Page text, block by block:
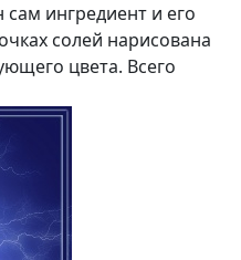
ингредиент и его
солей нарисована
цвета. Всего